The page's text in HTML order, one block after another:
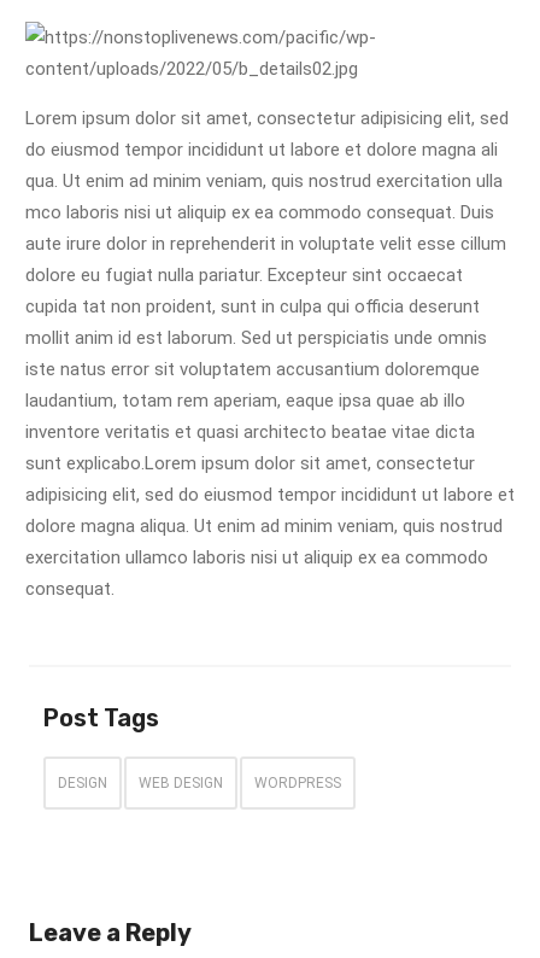
Lorem ipsum dolor sit amet, consectetur adipisicing elit, sed
do eiusmod tempor incididunt ut labore et dolore magna ali
qua. Ut enim ad minim veniam, quis nostrud exercitation ulla
mco laboris nisi ut aliquip ex ea commodo consequat. Duis
aute irure dolor in reprehenderit in voluptate velit esse cillum
dolore eu fugiat nulla pariatur. Excepteur sint occaecat
cupida tat non proident, sunt in culpa qui officia deserunt
mollit anim id est laborum. Sed ut perspiciatis unde omnis
iste natus error sit voluptatem accusantium doloremque
laudantium, totam rem aperiam, eaque ipsa quae ab illo
inventore veritatis et quasi architecto beatae vitae dicta
sunt explicabo.Lorem ipsum dolor sit amet, consectetur
adipisicing elit, sed do eiusmod tempor incididunt ut labore et
dolore magna aliqua. Ut enim ad minim veniam, quis nostrud
exercitation ullamco laboris nisi ut aliquip ex ea commodo
consequat.
Post Tags
DESIGN WEB DESIGN WORDPRESS
Leave a Reply